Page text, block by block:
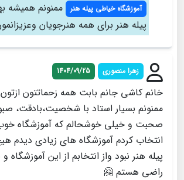
آموزشگاه خیاطی پیله هنر
ممنونم همیشه
پیله هنر برای همه هنرجویان
زهرا منصوری 1404/09/25
خانم کاشی جانم بابت همه زحماتتون
ممنونم بسیار استاد با شخصیت،بادقت،
صحبت و خیلی خوشحالم که آموزشگاه خوب
انتخاب کردم آموزشگاه های زیادی دیدم
پیله هنر نبود واز انتخابم از این آموزشگاه
راضی هستم 🤗